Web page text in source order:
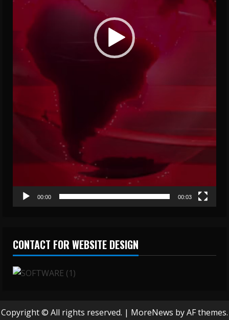
00:00 00:03
CONTACT FOR WEBSITE DESIGN
Copyright © All rights reserved. | MoreNews by AF themes.